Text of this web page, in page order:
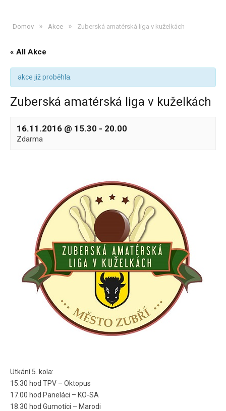
Domov » Akce » Zuberská amatérská liga v kuželkách
« All Akce
akce již proběhla.
Zuberská amatérská liga v kuželkách
16.11.2016 @ 15.30 - 20.00
Zdarma
Utkání 5. kola:
15.30 hod TPV – Oktopus
17.00 hod Paneláci – KO-SA
18.30 hod Gumotíci – Marodi